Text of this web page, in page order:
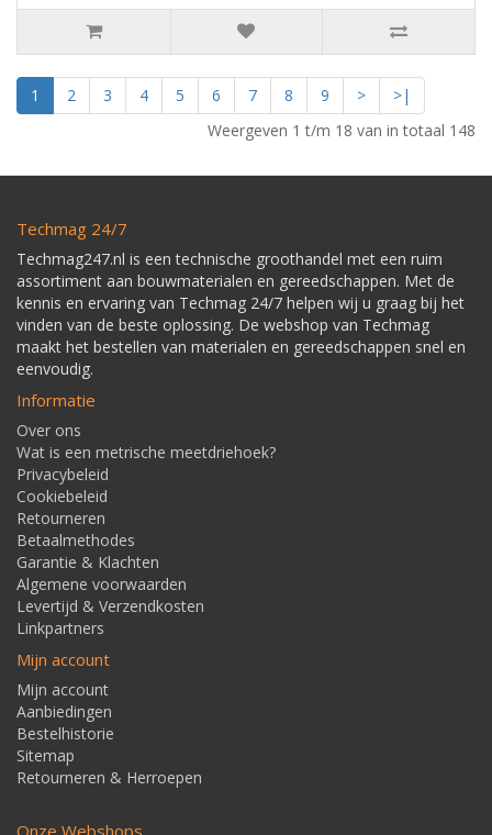
1 2 3 4 5 6 7 8 9 >
>|
Weergeven 1 t/m 18 van in totaal 148
Techmag 24/7
Techmag247.nl is een technische groothandel met een ruim
assortiment aan bouwmaterialen en gereedschappen. Met de
kennis en ervaring van Techmag 24/7 helpen wij u graag bij het
vinden van de beste oplossing. De webshop van Techmag
maakt het bestellen van materialen en gereedschappen snel en
eenvoudig.
Informatie
Over ons
Wat is een metrische meetdriehoek?
Privacybeleid
Cookiebeleid
Retourneren
Betaalmethodes
Garantie & Klachten
Algemene voorwaarden
Levertijd & Verzendkosten
Linkpartners
Mijn account
Mijn account
Aanbiedingen
Bestelhistorie
Sitemap
Retourneren & Herroepen
Onze Webshops